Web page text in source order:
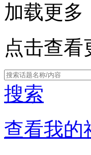
加载更多
点击查看
搜索
查看我的